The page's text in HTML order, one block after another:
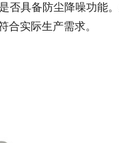
否具备防尘降噪功能
合实际生产需求。